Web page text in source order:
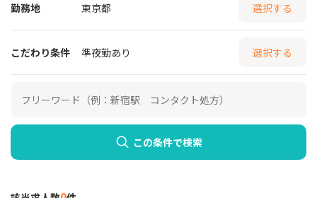
勤務地 東京都 選択する
こだわり条件 準夜勤あり 選択する
この条件で検索